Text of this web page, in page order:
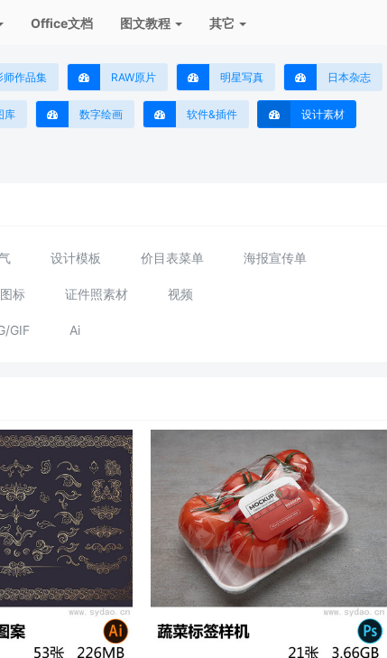
Office文档 图文教程 其它
师作品集 RAW原片 明星写真 日本杂志
库 数字绘画 软件&插件 设计素材
设计模板 价目表菜单 海报宣传单
图标 证件照素材 视频
GIF Ai